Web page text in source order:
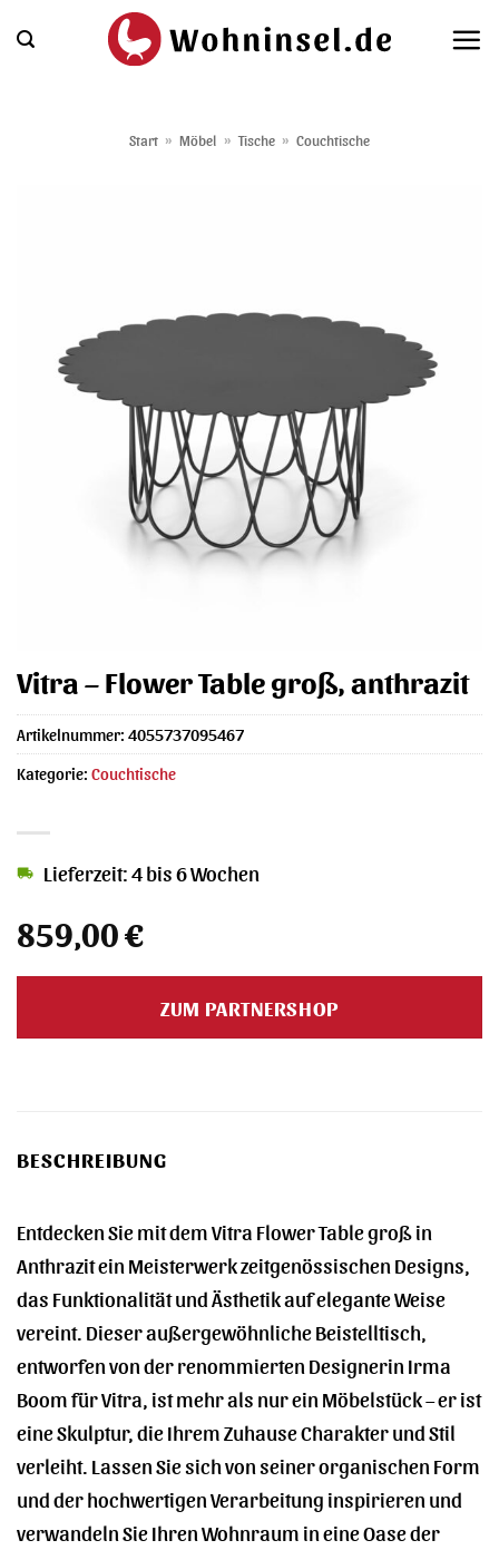
Inhalt
Start » Möbel » Tische » Couchtische
Vitra – Flower Table groß, anthrazit
859,00€
Lieferzeit: 4 bis 6 Wochen
ZUM PARTNERSHOP
Artikelnummer: 4055737095467
Kategorie: Couchtische
BESCHREIBUNG
Entdecken Sie mit dem Vitra Flower Table groß in
Anthrazit ein Meisterwerk zeitgenössischen Designs,
das Funktionalität und Ästhetik auf elegante Weise
vereint. Dieser außergewöhnliche Beistelltisch,
entworfen von der renommierten Designerin Irma
Boom für Vitra, ist mehr als nur ein Möbelstück – er ist
eine Skulptur, die Ihrem Zuhause Charakter und Stil
verleiht. Lassen Sie sich von seiner organischen Form
und der hochwertigen Verarbeitung inspirieren und
verwandeln Sie Ihren Wohnraum in eine Oase der